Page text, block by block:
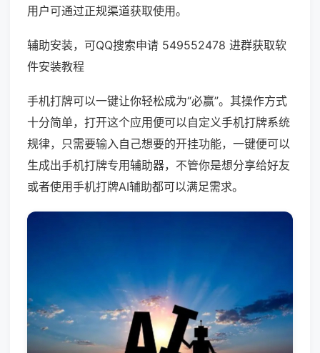
用户可通过正规渠道获取使用。
辅助安装，可QQ搜索申请 549552478 进群获取软
件安装教程
手机打牌可以一键让你轻松成为“必赢”。其操作方式
十分简单，打开这个应用便可以自定义手机打牌系统
规律，只需要输入自己想要的开挂功能，一键便可以
生成出手机打牌专用辅助器，不管你是想分享给好友
或者使用手机打牌AI辅助都可以满足需求。